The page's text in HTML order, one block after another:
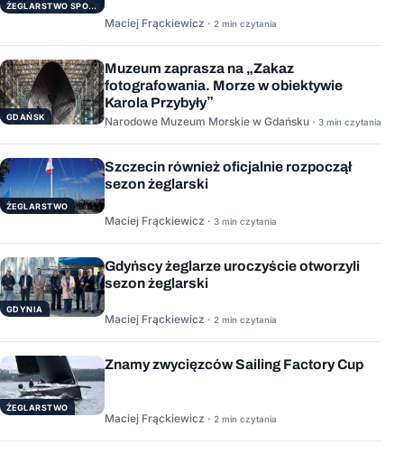
ŻEGLARSTWO SPORTOWE
Maciej Frąckiewicz · 2 min czytania
GDAŃSK
Muzeum zaprasza na „Zakaz
fotografowania. Morze w obiektywie
Karola Przybyły”
Narodowe Muzeum Morskie w Gdańsku · 3 min czytania
ŻEGLARSTWO
Szczecin również oficjalnie rozpoczął
sezon żeglarski
Maciej Frąckiewicz · 3 min czytania
GDYNIA
Gdyńscy żeglarze uroczyście otworzyli
sezon żeglarski
Maciej Frąckiewicz · 2 min czytania
ŻEGLARSTWO
Znamy zwycięzców Sailing Factory Cup
Maciej Frąckiewicz · 2 min czytania